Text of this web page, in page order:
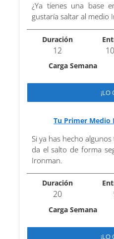
¿Ya tienes una base
gustaría saltar al medio
Duración
12
Carga Semana
¡LO
Tu Primer Medio
Si ya has hecho
da el salto de forma
Ironman.
Duración
20
Carga Semana
¡LO